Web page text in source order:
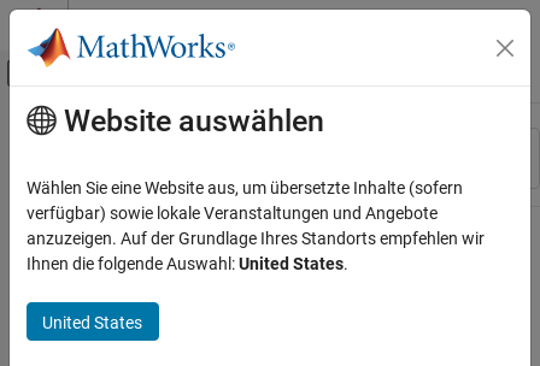
Weiter zum Inhalt
Umschaltung für Off-Canvas-
Ressource
Hauptinhalt
Website auswählen
Wählen Sie eine Website aus, um übersetzte Inhalte (sofern
verfügbar) sowie lokale Veranstaltungen und Angebote
anzuzeigen. Auf der Grundlage Ihres Standorts empfehlen wir
Ihnen die folgende Auswahl:United States.
United States